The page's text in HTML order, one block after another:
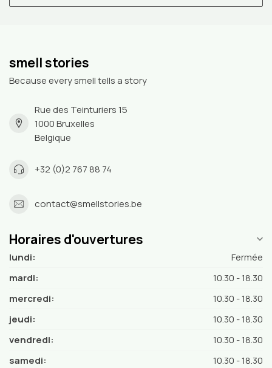
smell stories
Because every smell tells a story
Rue des Teinturiers 15
1000 Bruxelles
Belgique
+32 (0)2 767 88 74
contact@smellstories.be
Horaires d'ouvertures
lundi:
Fermée
mardi:
10.30 - 18.30
mercredi:
10.30 - 18.30
jeudi:
10.30 - 18.30
vendredi:
10.30 - 18.30
samedi:
10.30 - 18.30